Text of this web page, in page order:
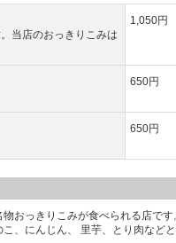
当店のおっきりこみは
1,050円
650円
650円
おっきりこみが食べられる店で
、にんじん、 里芋、とり肉など